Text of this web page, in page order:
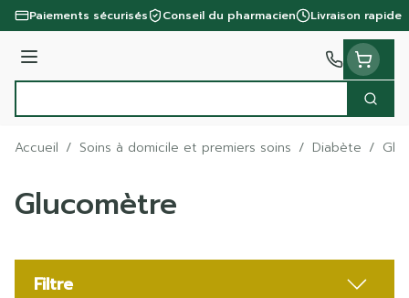
Aller au contenu
Paiements sécurisés Conseil du pharmacien Livraison rapide
Menu
Accueil / Soins à domicile et premiers soins / Diabète /
Glucomètre
Filtre